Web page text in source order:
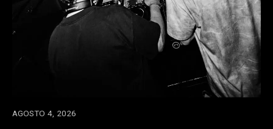
AGOSTO 4, 2026